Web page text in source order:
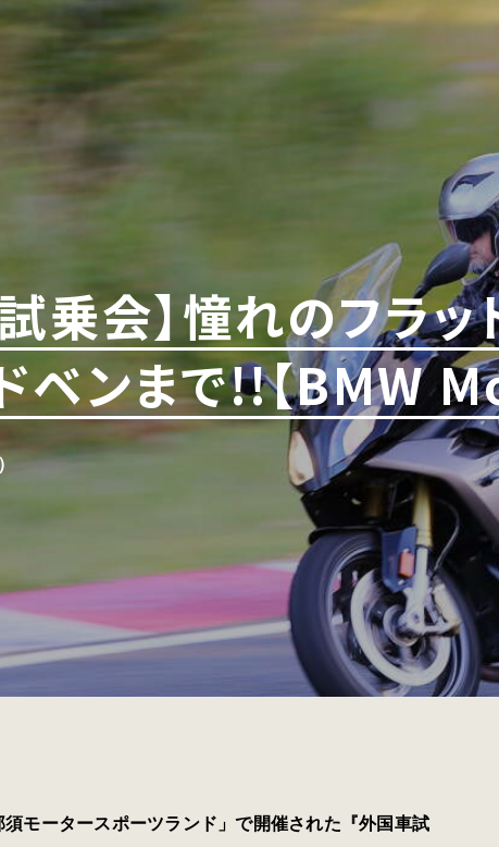
乗会】憧れのフラッ
ベンまで!!【BMW
モータースポーツランド」で開催された『外国車試